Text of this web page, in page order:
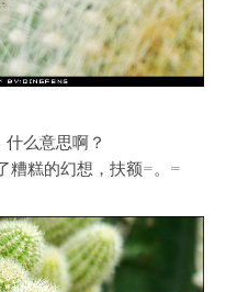
么意思啊？
糟糕的幻想，扶额=。=